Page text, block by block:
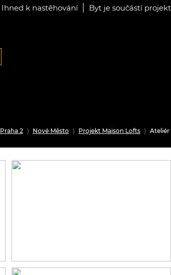
Praha 2 Nové Město Projekt Maison Lofts Ateliér
Ihned k nastěhování Byt je součástí